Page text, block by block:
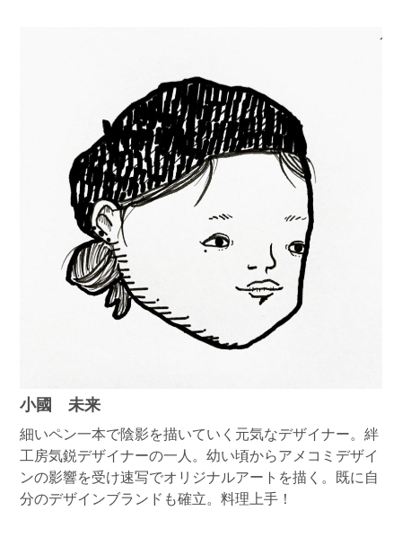
小國 未来
細いペン一本で陰影を描いていく元気なデザイナー。絆
工房気鋭デザイナーの一人。幼い頃からアメコミデザイ
ンの影響を受け速写でオリジナルアートを描く。既に自
分のデザインブランドも確立。料理上手！